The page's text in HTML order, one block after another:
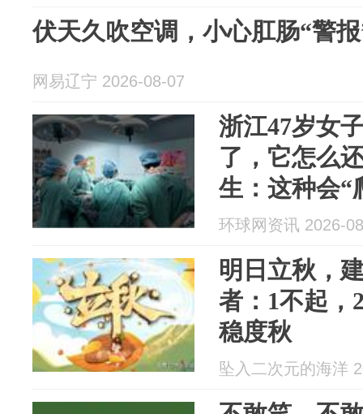
伏天久吹空调，小心肛肠“警
网易辽宁 2026-08-07
浙江47岁女
了，它怎么
生：这种会“
险！
环球网资讯 2026-
明日立秋，
者：1不起，
稳度秋
坠入二次元的海洋